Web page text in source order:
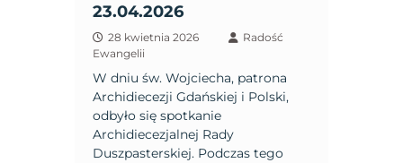
23.04.2026
28 kwietnia 2026
Radość
Ewangelii
W dniu św. Wojciecha, patrona
Archidiecezji Gdańskiej i Polski,
odbyło się spotkanie
Archidiecezjalnej Rady
Duszpasterskiej. Podczas tego